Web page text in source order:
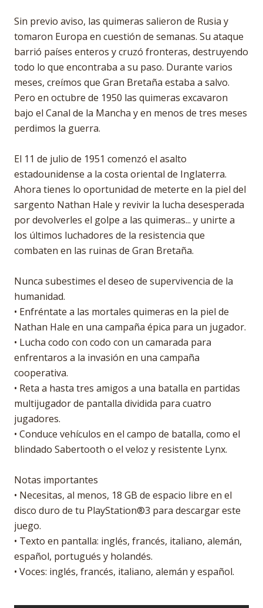
Sin previo aviso, las quimeras salieron de Rusia y
tomaron Europa en cuestión de semanas. Su ataque
barrió países enteros y cruzó fronteras, destruyendo
todo lo que encontraba a su paso. Durante varios
meses, creímos que Gran Bretaña estaba a salvo.
Pero en octubre de 1950 las quimeras excavaron
bajo el Canal de la Mancha y en menos de tres meses
perdimos la guerra.
El 11 de julio de 1951 comenzó el asalto
estadounidense a la costa oriental de Inglaterra.
Ahora tienes lo oportunidad de meterte en la piel del
sargento Nathan Hale y revivir la lucha desesperada
por devolverles el golpe a las quimeras... y unirte a
los últimos luchadores de la resistencia que
combaten en las ruinas de Gran Bretaña.
Nunca subestimes el deseo de supervivencia de la
humanidad.
• Enfréntate a las mortales quimeras en la piel de
Nathan Hale en una campaña épica para un jugador.
• Lucha codo con codo con un camarada para
enfrentaros a la invasión en una campaña
cooperativa.
• Reta a hasta tres amigos a una batalla en partidas
multijugador de pantalla dividida para cuatro
jugadores.
• Conduce vehículos en el campo de batalla, como el
blindado Sabertooth o el veloz y resistente Lynx.
Notas importantes
• Necesitas, al menos, 18 GB de espacio libre en el
disco duro de tu PlayStation®3 para descargar este
juego.
• Texto en pantalla: inglés, francés, italiano, alemán,
español, portugués y holandés.
• Voces: inglés, francés, italiano, alemán y español.